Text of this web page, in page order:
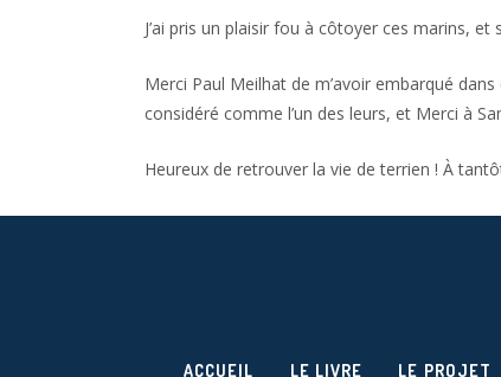
J’ai pris un plaisir fou à côtoyer ces marins,
Merci Paul Meilhat de m’avoir embarqué
considéré comme l’un des leurs, et Merci à
Heureux de retrouver la vie de terrien ! À
ACCUEIL LE LIVRE LE PROJET